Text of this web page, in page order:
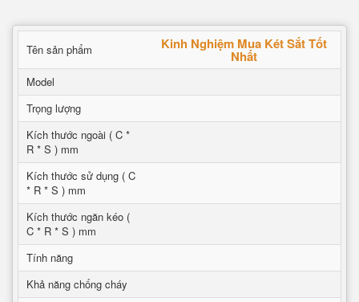
Tên sản phẩm Kinh Nghiệm Mua Két Sắt Tốt
Nhất
Model
Trọng lượng
Kích thước ngoài ( C *
R * S ) mm
Kích thước sử dụng ( C
* R * S ) mm
Kích thước ngăn kéo (
C * R * S ) mm
Tính năng
Khả năng chống cháy